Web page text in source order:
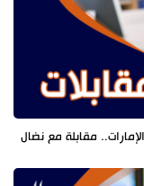
مقابلة مع نضال